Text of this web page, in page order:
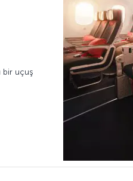
bir uçuş